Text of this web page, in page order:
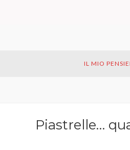
IL MIO
Piastrelle…